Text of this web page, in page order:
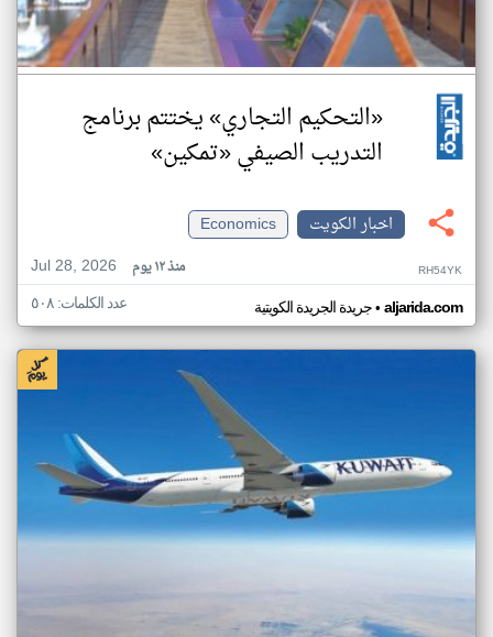
«التحكيم التجاري» يختتم برنامج
التدريب الصيفي «تمكين»
اخبار الكويت
Economics
Jul 28, 2026
منذ ١٢ يوم RH54YK
جريدة الجريدة الكويتية• aljarida.com عدد الكلمات: ٥٠٨